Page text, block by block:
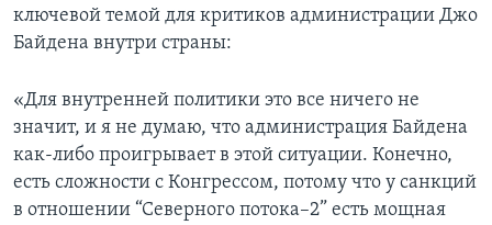
ключевой темой для критиков администрации Джо
Байдена внутри страны:
«Для внутренней политики это все ничего не
значит, и я не думаю, что администрация Байдена
как-либо проигрывает в этой ситуации. Конечно,
есть сложности с Конгрессом, потому что у санкций
в отношении “Северного потока–2” есть мощная